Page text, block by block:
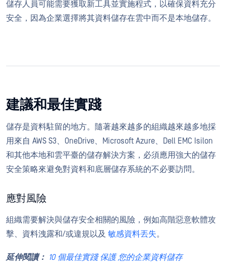
儲存人員可能需要獲取新工具並實施程式，以確保資料充分
安全，因為企業選擇將其資料儲存在雲中而不是本地儲存。
建議和最佳實踐
儲存是資料駐留的地方。隨著越來越多的組織越來越多地採
用來自 AWS S3、OneDrive、Microsoft Azure、Dell EMC Isilon
和其他本地和雲平臺的儲存解決方案，必須應用強大的儲存
安全策略來避免對資料和底層儲存系統的不必要訪問。
應對風險
組織需要解決與儲存安全相關的風險，例如高階惡意軟體攻
擊、資料洩露和/或違規以及 敏感資料丟失。
延伸閱讀： 10 個最佳實踐 保護 您的企業資料儲存